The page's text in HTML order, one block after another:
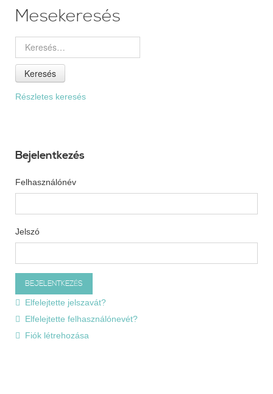
Mesekeresés
Keresés
Részletes keresés
Bejelentkezés
Felhasználónév
Jelszó
Elfelejtette jelszavát?
Elfelejtette felhasználónevét?
Fiók létrehozása